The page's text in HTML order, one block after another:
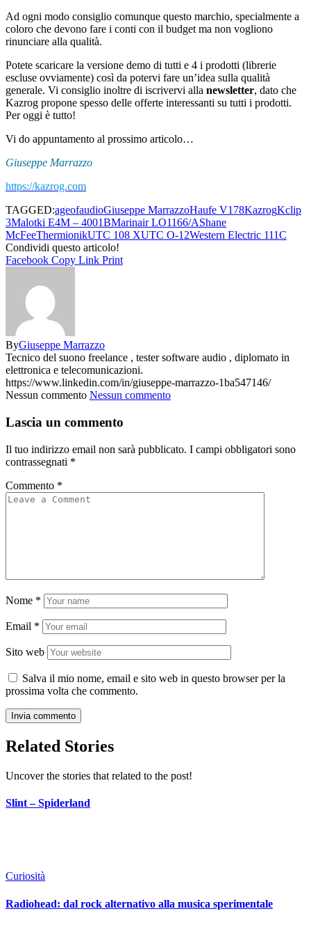
Ad ogni modo consiglio comunque questo marchio, specialmente a
coloro che devono fare i conti con il budget ma non vogliono
rinunciare alla qualità.
Potete scaricare la versione demo di tutti e 4 i prodotti (librerie
escluse ovviamente) così da potervi fare un’idea sulla qualità
generale. Vi consiglio inoltre di iscrivervi alla newsletter, dato che
Kazrog propone spesso delle offerte interessanti su tutti i prodotti.
Per oggi è tutto!
Vi do appuntamento al prossimo articolo…
Giuseppe Marrazzo
https://kazrog.com
TAGGED:ageofaudioGiuseppe MarrazzoHaufe V178KazrogKclip
3Malotki E4M – 4001BMarinair LO1166/AShane
McFeeThermionikUTC 108 XUTC O-12Western Electric 111C
Condividi questo articolo!
Facebook Copy Link Print
ByGiuseppe Marrazzo
Tecnico del suono freelance , tester software audio , diplomato in
elettronica e telecomunicazioni.
https://www.linkedin.com/in/giuseppe-marrazzo-1ba547146/
Nessun commento Nessun commento
Lascia un commento
Il tuo indirizzo email non sarà pubblicato. I campi obbligatori sono
contrassegnati *
Commento *
Nome *
Email *
Sito web
Salva il mio nome, email e sito web in questo browser per la
prossima volta che commento.
Related Stories
Uncover the stories that related to the post!
Slint – Spiderland
Curiosità
Radiohead: dal rock alternativo alla musica sperimentale